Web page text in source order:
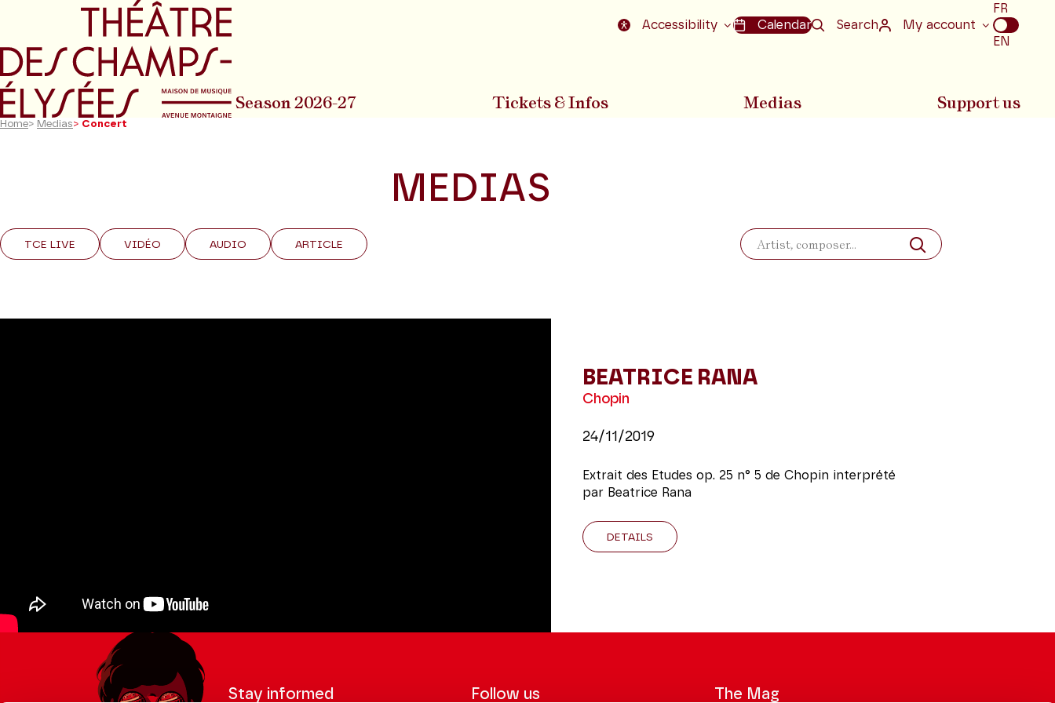
Go to main menu Go to content Accessibility Calendar Search My account
Choix
de
la
FR
EN
Season 2026-27 Tickets & Infos Medias Support us
Home> Medias> Concert
MEDIAS
TCE LIVE VIDÉO AUDIO ARTICLE
Search
BEATRICE RANA
Chopin
24/11/2019
Extrait des Etudes op. 25 n° 5 de Chopin interprété
par Beatrice Rana
DETAILS
Stay informed Follow us The Mag